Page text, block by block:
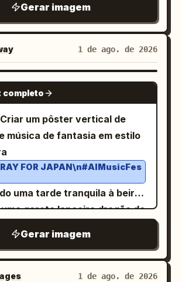
cores saturadas e
Legenda do
(12–14s) Wonder” com
“Animals stare in
as the rainbow flames light
forest.” Imagem: plano
com o dragão no centro,
exatamente 5 animais da
observando com
um coelho, um esquilo, um
cervo, um ouriço e um
Fogo arco-íris faz um
deles através das árvores.
Painel 8: “8. (14–15s) Happy
joy as a tiny rainbow flame
its nose. Everyone
de dicionário para
publicada profissionalmente:
em destaque, linha de
compacta, definições claras,
aprendizado agrupados de
Use bastante espaço
e
limpa. Sem gradientes,
3D, efeitos de brilho,
poluição visual, logotipos
d'água. Mantenha todo o
escuro e legível. Replique
o inglês, o IPA e o chinês
fornecidos, sem adicionar
- Nome da carta em inglês
- Decorações
entalhes finos, estrelas,
e gemas. - Sensação geral
chave de
obra-prima, melhor
ilustração de fantasia,
mágica, iluminação
ornamento dourado
estilo de carta de tarot,
em foil holográfico,
arco-íris, difração
de pedras preciosas
arejado com gradientes de
pálido, lavanda e rosa. Use
de publicidade de ídolo
painéis de interface
fragmentos holográficos,
e gráficos suaves de
Uma
de anime vista do busto para
virada sobre o ombro
ao espectador. Ela tem
loiro-
bege claro em um coque
e solto com fios soprados
e franjas longas, olhos
e uma expressão delicada de
Adicione um arranjo
Gerar imagem
1 de ago. de 2026
GPT IMAGE 2
completo
um pôster vertical de
música de fantasia em estilo
FOR JAPAN\n#AIMusicFes
uma tarde tranquila à beira-
garota lanceira dragão de
vertical 3:4, ilustração
em alta resolução,
inferior reservado para
Gerar imagem
1 de ago. de 2026